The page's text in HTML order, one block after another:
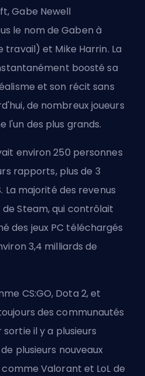
Gabe Newell
le nom de Gaben à
travail) et Mike Harrin. La
boosté sa
et son récit sans
de nombreux joueurs
l'un des plus grands.
environ 250 personnes
rapports, plus de 3
La majorité des revenus
Steam, qui contrôlait
des jeux PC téléchargés
3,4 milliards de
CS:GO, Dota 2, et
des communautés
il y a plusieurs
plusieurs nouveaux
Valorant et LoL de